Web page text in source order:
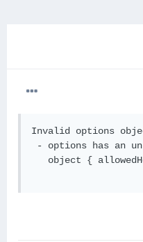
Invalid options
- options has an
object {